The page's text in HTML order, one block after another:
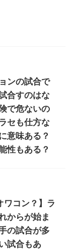
ンの試合で
合すのはな
で危ないの
セも仕方な
意味ある？
性もある？
ワコン？】ラ
からが始ま
の試合が多
試合もあ